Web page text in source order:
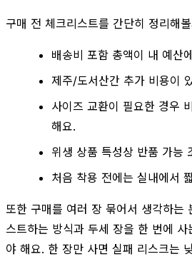
구매 전 체크리스트를 간단히 정리해
배송비 포함 총액이 내 예산
제주/도서산간 추가 비용이
사이즈 교환이 필요한 경우
해요.
위생 상품 특성상 반품 가능
처음 착용 전에는 실내에서
또한 구매를 여러 장 묶어서 생각하는
스트하는 방식과 두세 장을 한 번에 사
야 해요. 한 장만 사면 실패 리스크는